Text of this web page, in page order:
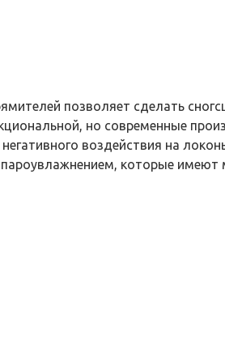
позволяет сделать
но современные
воздействия на
которые имеют